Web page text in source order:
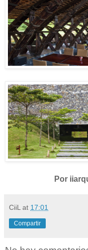
Por
CiiL at 17:01
Compartir